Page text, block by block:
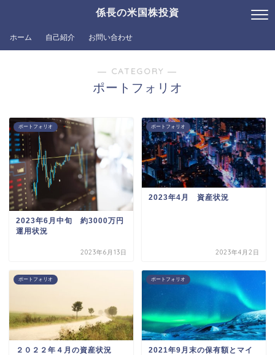
係長の米国株投資
ホーム 自己紹介 お問い合わせ
― CATEGORY ―
ポートフォリオ
ポートフォリオ
2023年6月中旬 約3000万円
運用状況
2023年6月13日
ポートフォリオ
2023年4月 資産状況
2023年4月2日
ポートフォリオ
２０２２年４月の資産状況
ポートフォリオ
2021年9月末の保有額とマイ